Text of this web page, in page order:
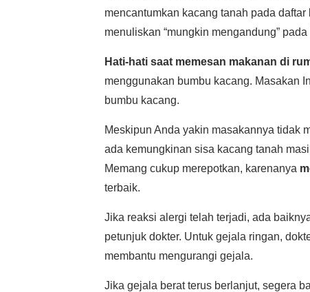
mencantumkan kacang tanah pada
menuliskan “mungkin mengandung”
Hati-hati saat memesan makanan di
menggunakan bumbu kacang. Masakan
bumbu kacang.
Meskipun Anda yakin masakannya tidak
ada kemungkinan sisa kacang tanah
Memang cukup merepotkan, karenanya
terbaik.
Jika reaksi alergi telah terjadi, ada
petunjuk dokter. Untuk gejala ringan,
membantu mengurangi gejala.
Jika gejala berat terus berlanjut, segera